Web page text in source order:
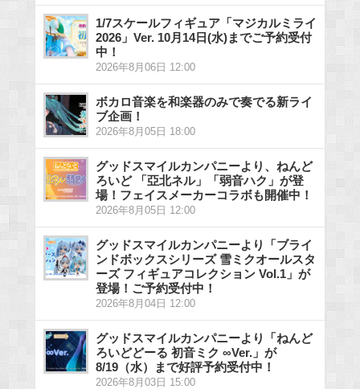
1/7スケールフィギュア「マジカルミライ
2026」Ver. 10月14日(水)までご予約受付
中！
2026年8月06日 12:00
ボカロ音楽を和楽器のみで奏でる新ライ
ブ企画！
2026年8月05日 18:00
グッドスマイルカンパニーより、ねんど
ろいど 「亞北ネル」「弱音ハク」が登
場！フェイスメーカーコラボも開催中！
2026年8月05日 12:00
グッドスマイルカンパニーより「ブライ
ンドボックスシリーズ 雪ミクオールスタ
ーズ フィギュアコレクション Vol.1」が
登場！ご予約受付中！
2026年8月04日 12:00
グッドスマイルカンパニーより「ねんど
ろいどどーる 初音ミク ∞Ver.」が
8/19（水）まで好評予約受付中！
2026年8月03日 15:00